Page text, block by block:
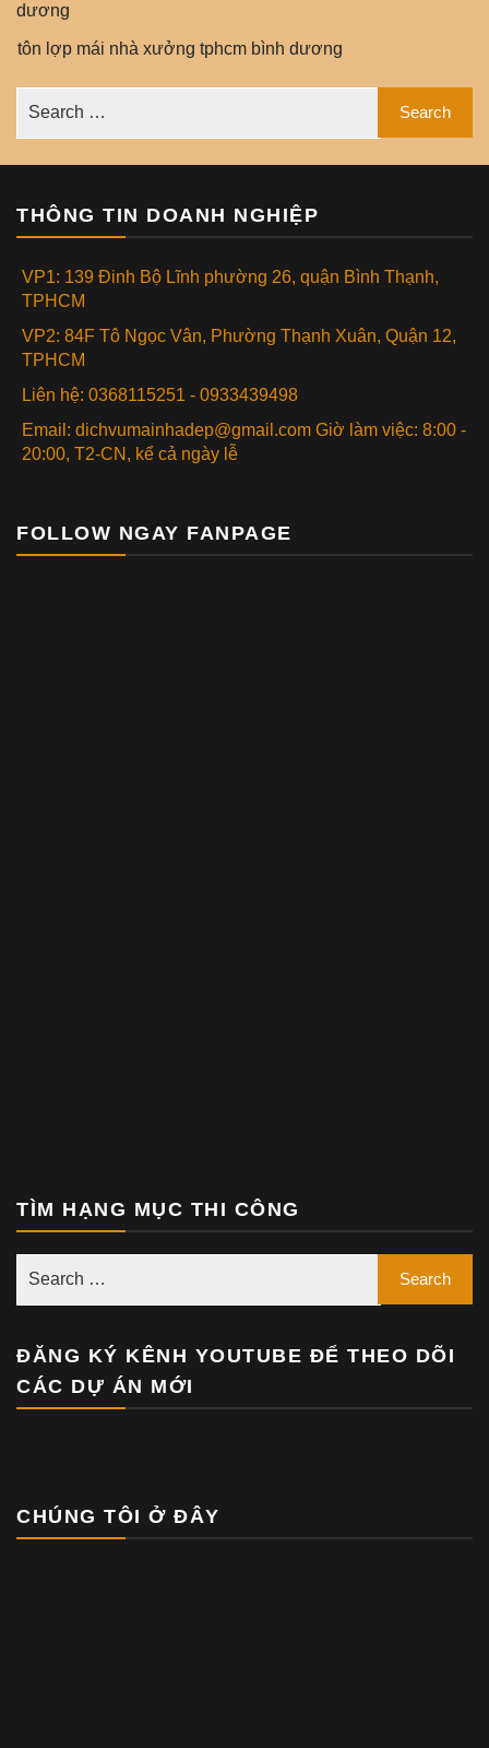
tôn lợp mái nhà xưởng tphcm bình dương
THÔNG TIN DOANH NGHIỆP
VP1: 139 Đinh Bộ Lĩnh phường 26, quận Bình Thạnh,
TPHCM
VP2: 84F Tô Ngọc Vân, Phường Thạnh Xuân, Quận 12,
TPHCM
Liên hệ: 0368115251 - 0933439498
Email: dichvumainhadep@gmail.com Giờ làm việc: 8:00 -
20:00, T2-CN, kể cả ngày lễ
FOLLOW NGAY FANPAGE
TÌM HẠNG MỤC THI CÔNG
ĐĂNG KÝ KÊNH YOUTUBE ĐỂ THEO DÕI
CÁC DỰ ÁN MỚI
CHÚNG TÔI Ở ĐÂY